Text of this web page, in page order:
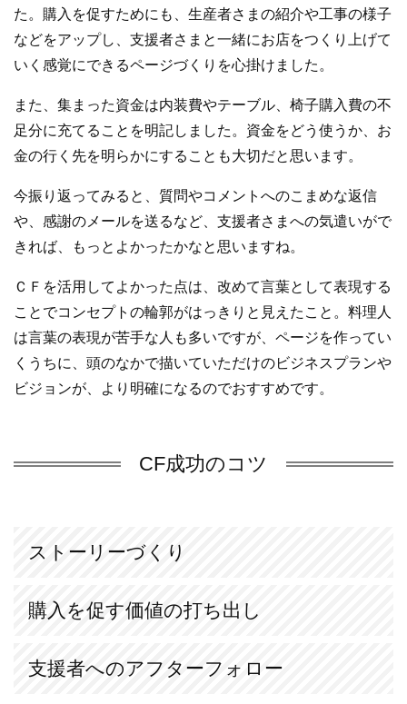
た。購入を促すためにも、生産者さまの紹介や工事の様子
などをアップし、支援者さまと一緒にお店をつくり上げて
いく感覚にできるページづくりを心掛けました。
また、集まった資金は内装費やテーブル、椅子購入費の不
足分に充てることを明記しました。資金をどう使うか、お
金の行く先を明らかにすることも大切だと思います。
今振り返ってみると、質問やコメントへのこまめな返信
や、感謝のメールを送るなど、支援者さまへの気遣いがで
きれば、もっとよかったかなと思いますね。
ＣＦを活用してよかった点は、改めて言葉として表現する
ことでコンセプトの輪郭がはっきりと見えたこと。料理人
は言葉の表現が苦手な人も多いですが、ページを作ってい
くうちに、頭のなかで描いていただけのビジネスプランや
ビジョンが、より明確になるのでおすすめです。
CF成功のコツ
ストーリーづくり
購入を促す価値の打ち出し
支援者へのアフターフォロー